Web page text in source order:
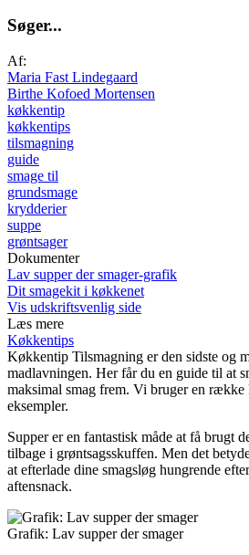
Søger...
Af:
Maria Fast Lindegaard
Birthe Kofoed Mortensen
køkkentip
køkkentips
tilsmagning
guide
smage til
grundsmage
krydderier
suppe
grøntsager
Dokumenter
Lav supper der smager-grafik
Dit smagekit i køkkenet
Vis udskriftsvenlig side
Læs mere
Køkkentips
Køkkentip Tilsmagning er den sidste og
madlavningen. Her får du en guide til at
maksimal smag frem. Vi bruger en række
eksempler.
Supper er en fantastisk måde at få brugt
tilbage i grøntsagsskuffen. Men det
at efterlade dine smagsløg hungrende
aftensnack.
Grafik: Lav supper der smager